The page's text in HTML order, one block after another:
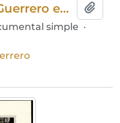
Homenaje a Jacinto Guerrero en Ajofrín
simple ·